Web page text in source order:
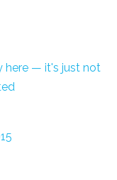
here — it's just not